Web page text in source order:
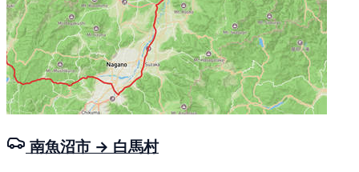
南魚沼市 → 白馬村